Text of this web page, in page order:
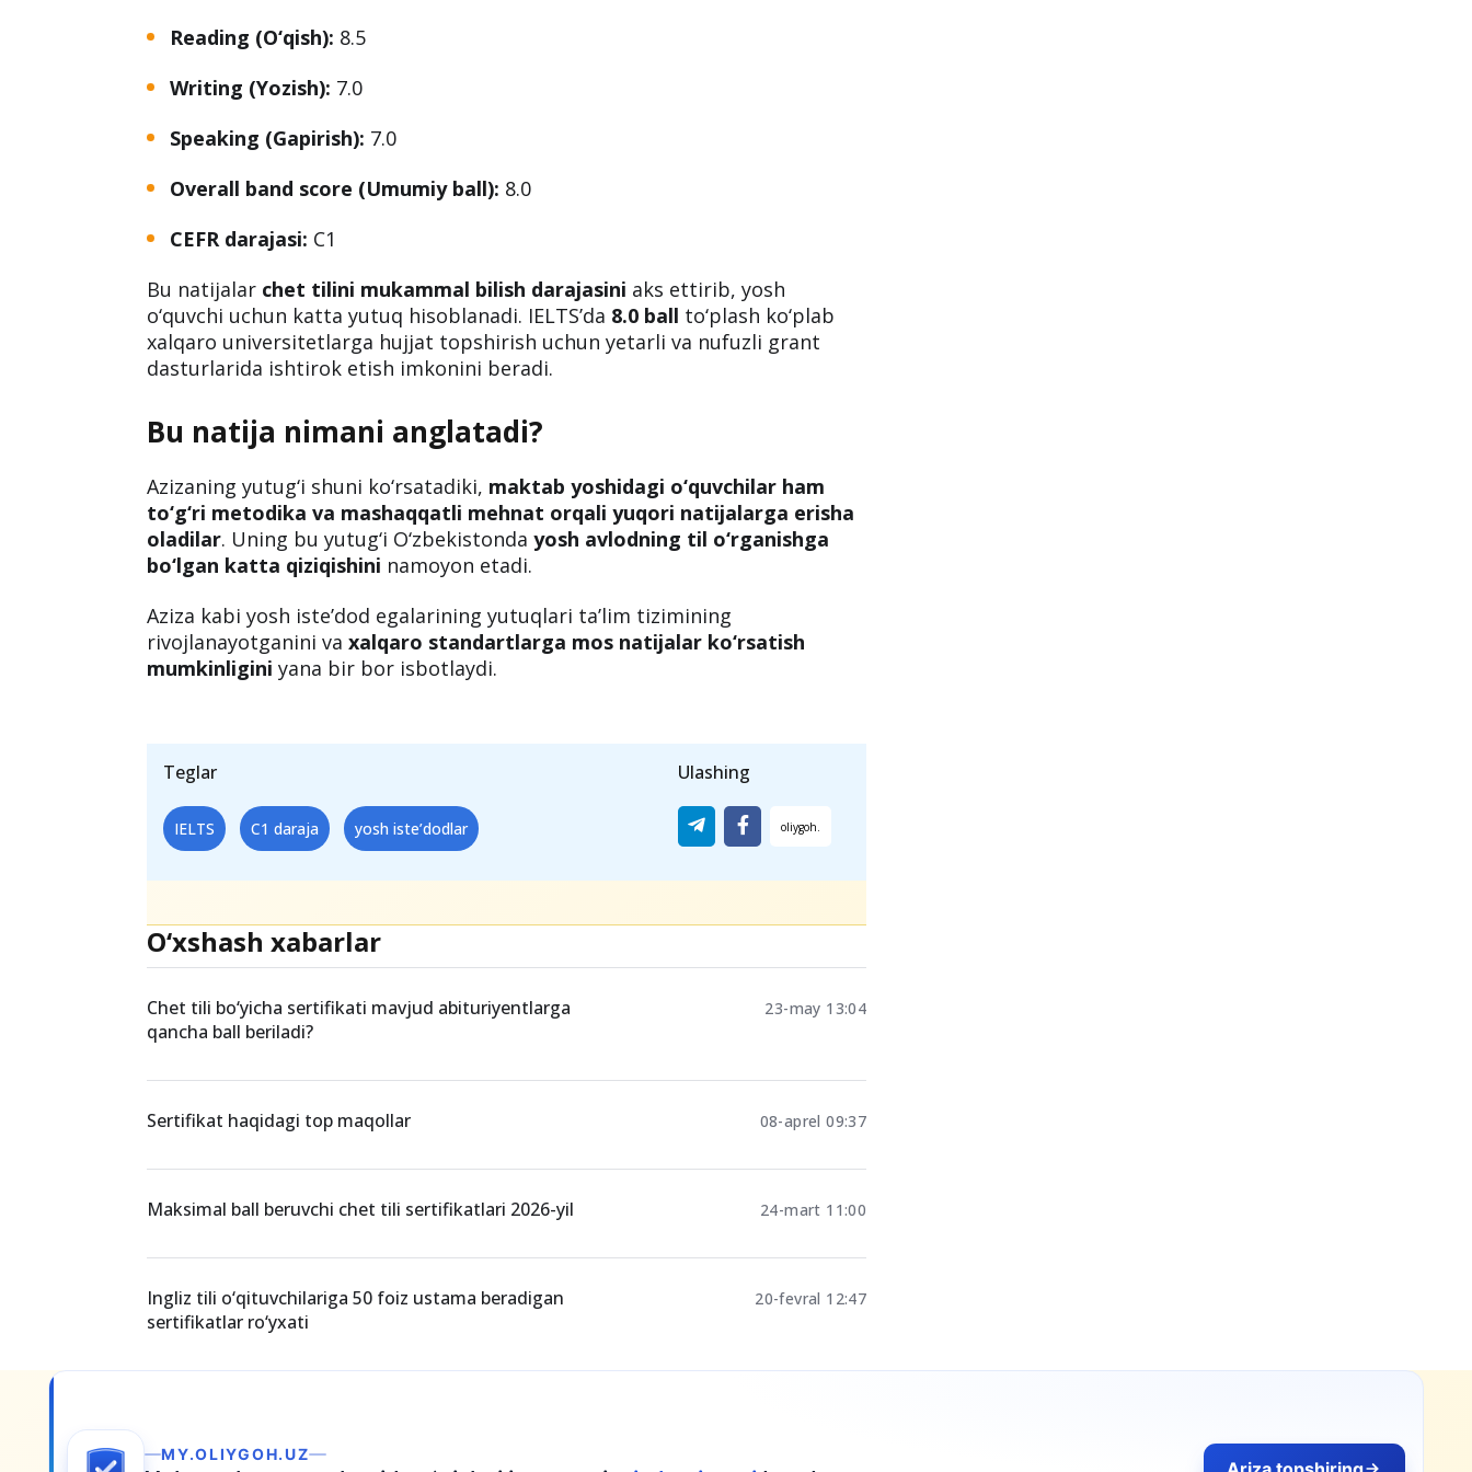
Reading (O‘qish): 8.5
Writing (Yozish): 7.0
Speaking (Gapirish): 7.0
Overall band score (Umumiy ball): 8.0
CEFR darajasi: C1
Bu natijalar chet tilini mukammal bilish darajasini aks ettirib, yosh
o‘quvchi uchun katta yutuq hisoblanadi. IELTS’da 8.0 ball to‘plash ko‘plab
xalqaro universitetlarga hujjat topshirish uchun yetarli va nufuzli grant
dasturlarida ishtirok etish imkonini beradi.
Bu natija nimani anglatadi?
Azizaning yutug‘i shuni ko‘rsatadiki, maktab yoshidagi o‘quvchilar ham
to‘g‘ri metodika va mashaqqatli mehnat orqali yuqori natijalarga erisha
oladilar. Uning bu yutug‘i O‘zbekistondayosh avlodning til o‘rganishga
bo‘lgan katta qiziqishini namoyon etadi.
Aziza kabi yosh iste’dod egalarining yutuqlari ta’lim tizimining
rivojlanayotganini vaxalqaro standartlarga mos natijalar ko‘rsatish
mumkinligini yana bir bor isbotlaydi.
Teglar
IELTS C1 daraja yosh iste’dodlar
Ulashing
O‘xshash xabarlar
Chet tili bo‘yicha sertifikati mavjud abituriyentlarga
qancha ball beriladi?
23-may 13:04
Sertifikat haqidagi top maqollar 08-aprel 09:37
Maksimal ball beruvchi chet tili sertifikatlari 2026-yil 24-mart 11:00
Ingliz tili o‘qituvchilariga 50 foiz ustama beradigan
sertifikatlar ro‘yxati
20-fevral 12:47